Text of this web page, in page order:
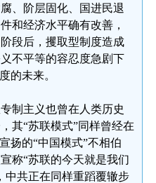
、阶层固化、国进民退
和经济水平确有改善，
段后，攫取型制度造成
不平等的容忍度急剧下
的未来。
制主义也曾在人类历史
其“苏联模式”同样曾经在
扬的“中国模式”不相伯
称“苏联的今天就是我们
中共正在同样重蹈覆辙步